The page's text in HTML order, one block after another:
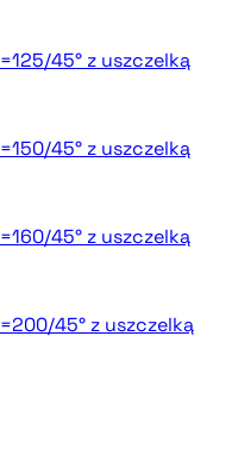
45° z uszczelką
45° z uszczelką
45° z uszczelką
45° z uszczelką